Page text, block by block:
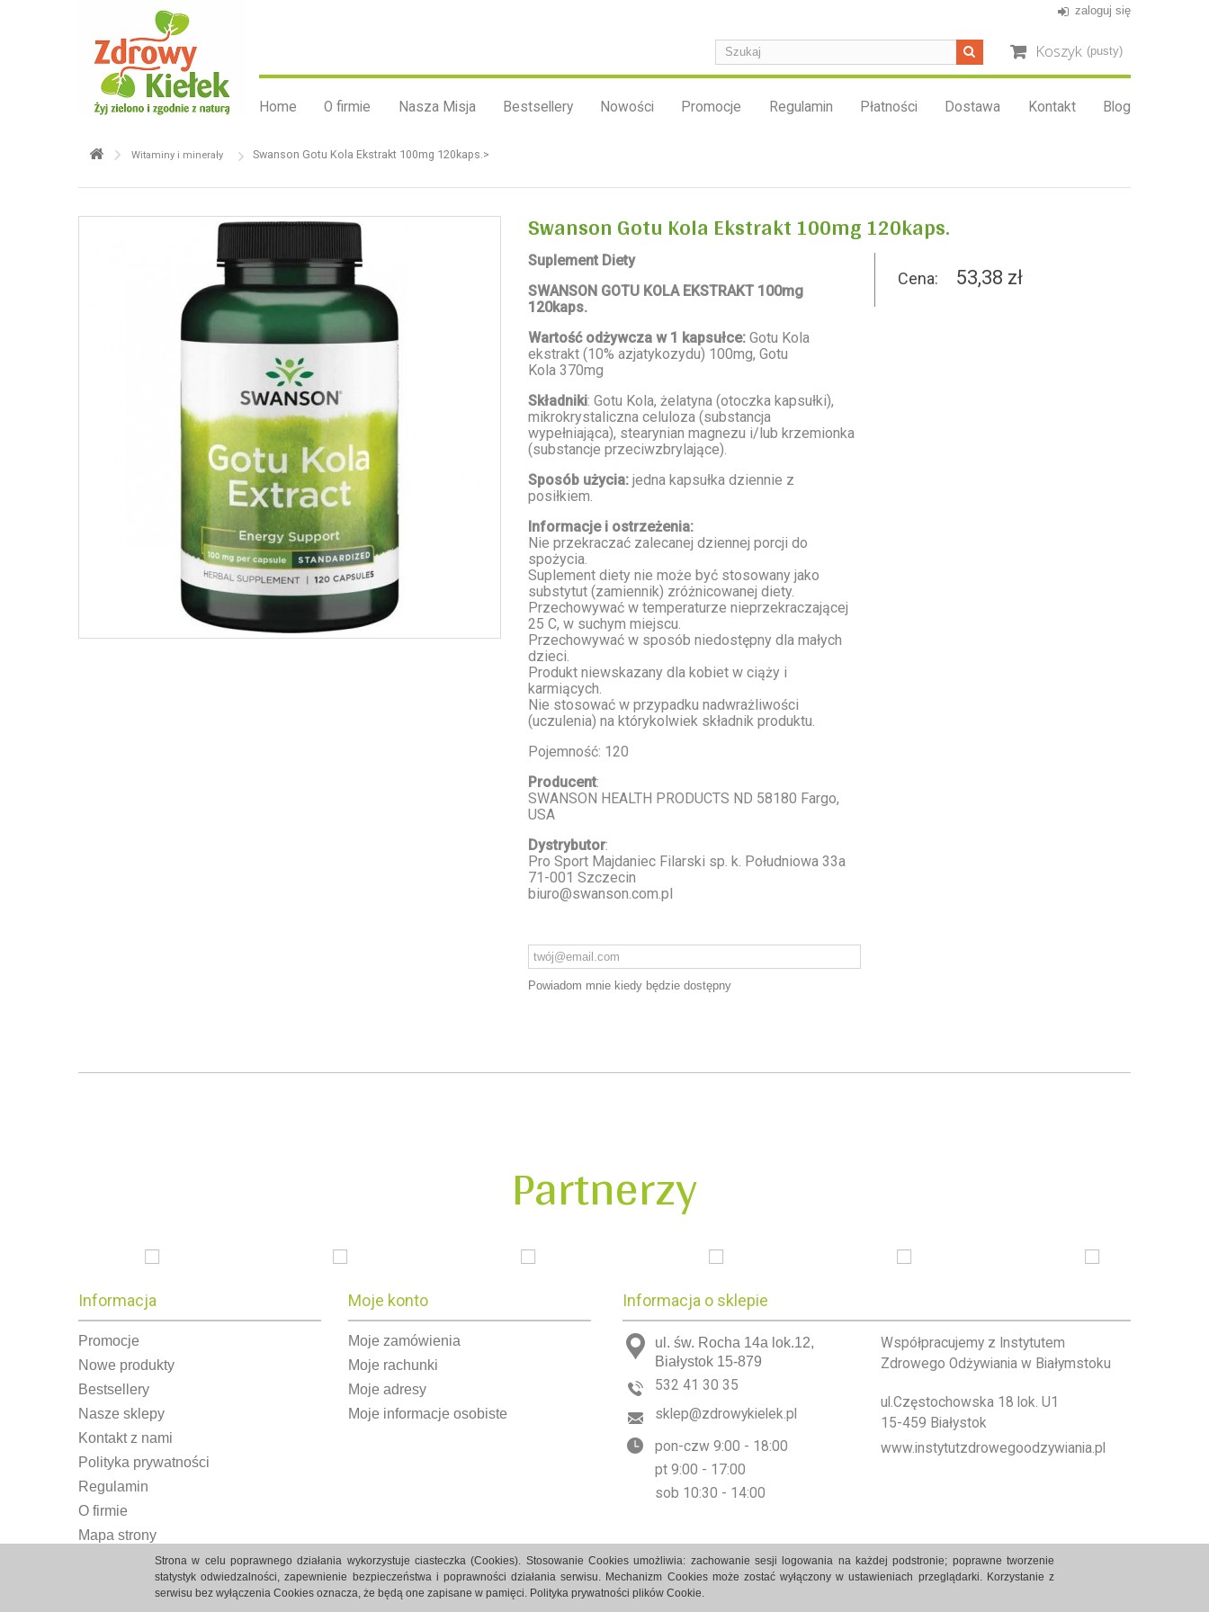
Strona w celu poprawnego działania wykorzystuje ciasteczka (Cookies). Stosowanie Cookies umożliwia: zachowanie sesji logowania na każdej podstronie; poprawne tworzenie
statystyk odwiedzalności, zapewnienie bezpieczeństwa i poprawności działania serwisu. Mechanizm Cookies może zostać wyłączony w ustawieniach przeglądarki. Korzystanie z
serwisu bez wyłączenia Cookies oznacza, że będą one zapisane w pamięci. Polityka prywatności plików Cookie.
zaloguj się
Koszyk (pusty)
Home O firmie Nasza Misja Bestsellery Nowości Promocje Regulamin Płatności Dostawa Kontakt Blog
Witaminy i minerały Swanson Gotu Kola Ekstrakt 100mg 120kaps.>
Swanson Gotu Kola Ekstrakt 100mg 120kaps.
Suplement Diety
SWANSON GOTU KOLA EKSTRAKT 100mg
120kaps.
Wartość odżywcza w 1 kapsułce: Gotu Kola
ekstrakt (10% azjatykozydu) 100mg, Gotu
Kola 370mg
Składniki: Gotu Kola, żelatyna (otoczka kapsułki),
mikrokrystaliczna celuloza (substancja
wypełniająca), stearynian magnezu i/lub krzemionka
(substancje przeciwzbrylające).
Sposób użycia: jedna kapsułka dziennie z
posiłkiem.
Informacje i ostrzeżenia:
Nie przekraczać zalecanej dziennej porcji do
spożycia.
Suplement diety nie może być stosowany jako
substytut (zamiennik) zróżnicowanej diety.
Przechowywać w temperaturze nieprzekraczającej
25 C, w suchym miejscu.
Przechowywać w sposób niedostępny dla małych
dzieci.
Produkt niewskazany dla kobiet w ciąży i
karmiących.
Nie stosować w przypadku nadwrażliwości
(uczulenia) na którykolwiek składnik produktu.
Pojemność: 120
Producent:
SWANSON HEALTH PRODUCTS ND 58180 Fargo,
USA
Dystrybutor:
Pro Sport Majdaniec Filarski sp. k. Południowa 33a
71-001 Szczecin
biuro@swanson.com.pl
Powiadom mnie kiedy będzie dostępny
Cena: 53,38 zł
Partnerzy
Informacja
Promocje
Nowe produkty
Bestsellery
Nasze sklepy
Kontakt z nami
Polityka prywatności
Regulamin
O firmie
Mapa strony
Strony internetowe Białystok created by Rutcom
Moje konto
Moje zamówienia
Moje rachunki
Moje adresy
Moje informacje osobiste
Informacja o sklepie
ul. św. Rocha 14a lok.12,
Białystok 15-879
532 41 30 35
sklep@zdrowykielek.pl
pon-czw 9:00 - 18:00
pt 9:00 - 17:00
sob 10:30 - 14:00
Współpracujemy z Instytutem
Zdrowego Odżywiania w Białymstoku
ul.Częstochowska 18 lok. U1
15-459 Białystok
www.instytutzdrowegoodzywiania.pl